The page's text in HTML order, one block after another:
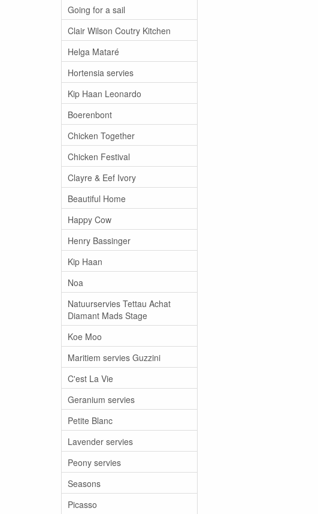
Going for a sail
Clair Wilson Coutry Kitchen
Helga Mataré
Hortensia servies
Kip Haan Leonardo
Boerenbont
Chicken Together
Chicken Festival
Clayre & Eef Ivory
Beautiful Home
Happy Cow
Henry Bassinger
Kip Haan
Noa
Natuurservies Tettau Achat
Diamant Mads Stage
Koe Moo
Maritiem servies Guzzini
C'est La Vie
Geranium servies
Petite Blanc
Lavender servies
Peony servies
Seasons
Picasso